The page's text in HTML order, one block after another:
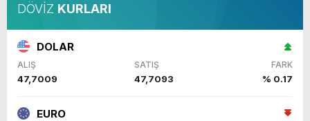
DÖVİZ KURLARI
DOLAR
ALIŞ SATIŞ FARK
47,7009 47,7093 % 0.17
EURO